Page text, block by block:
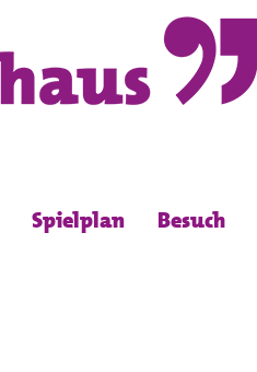
Spielplan Besuch